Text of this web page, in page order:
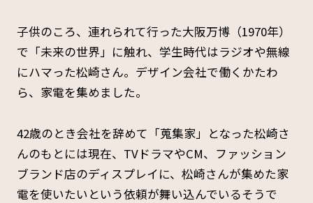
子供のころ、連れられて行った大阪万博（1970年）
で「未来の世界」に触れ、学生時代はラジオや無線
にハマった松崎さん。デザイン会社で働くかたわ
ら、家電を集めました。
42歳のとき会社を辞めて「蒐集家」となった松崎さ
んのもとには現在、TVドラマやCM、ファッション
ブランド店のディスプレイに、松崎さんが集めた家
電を使いたいという依頼が舞い込んでいるそうで